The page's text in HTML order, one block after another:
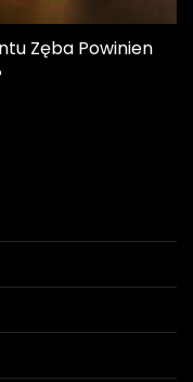
Zęba Powinien